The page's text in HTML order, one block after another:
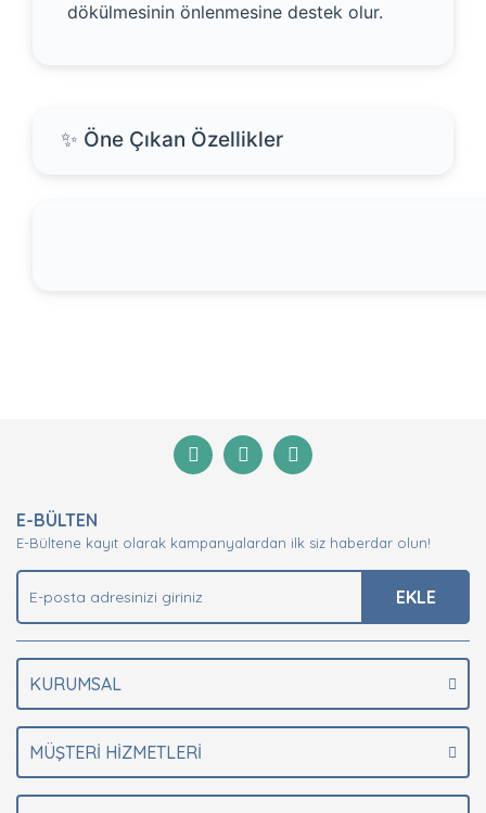
dökülmesinin önlenmesine destek olur.
✨ Öne Çıkan Özellikler
Yorum Yaz
Ürün resmi kalitesiz, bozuk veya görüntülenemiyor.
Ürün açıklamasında eksik bilgiler bulunuyor.
Ürün bilgilerinde hatalar bulunuyor.
Ürün fiyatı diğer sitelerden daha pahalı.
Bu ürüne benzer farklı alternatifler olmalı.
E-BÜLTEN
E-Bültene kayıt olarak kampanyalardan ilk siz haberdar olun!
EKLE
KURUMSAL
MÜŞTERİ HİZMETLERİ